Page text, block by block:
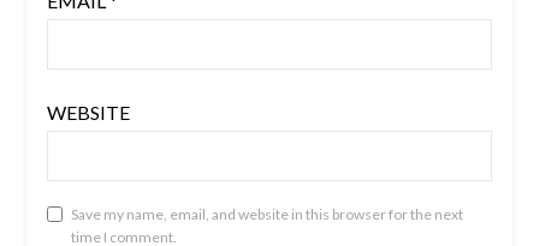
WEBSITE
Save my name, email, and website in this browser for the next
time I comment.